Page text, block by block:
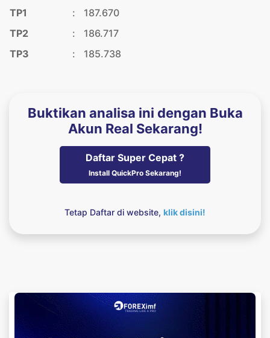
TP1
:
187.670
TP2
:
186.717
TP3
: 185.738
Buktikan analisa ini dengan Buka
Akun Real Sekarang!
Daftar Super Cepat ?
Install QuickPro Sekarang!
Tetap Daftar di website, klik disini!